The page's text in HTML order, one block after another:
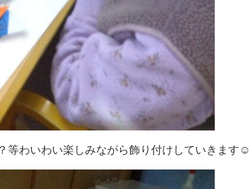
等わいわい楽しみながら飾り付けしていきます☺